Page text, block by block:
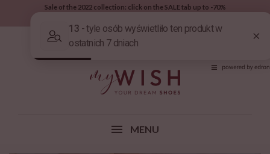
Sale of the 2022 collection: click on the SALE tab up to -70%
MENU